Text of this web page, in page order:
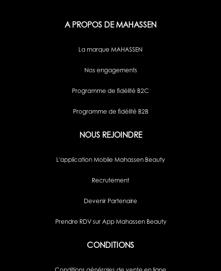
A PROPOS DE MAHASSEN
La marque MAHASSEN
Nos engagements
Programme de fidélité B2C
Programme de fidélité B2B
NOUS REJOINDRE
L'application Mobile Mahassen Beauty
Recrutement
Devenir Partenaire
Prendre RDV sur App Mahassen Beauty
CONDITIONS